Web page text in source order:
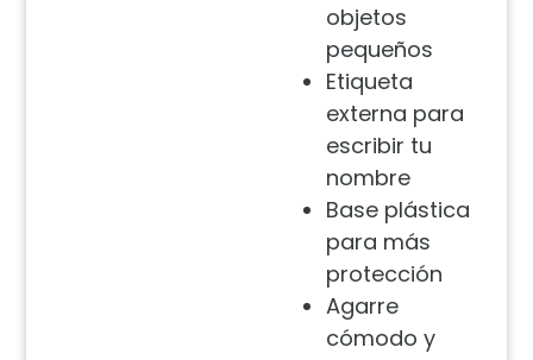
objetos
pequeños
Etiqueta
externa para
escribir tu
nombre
Base plástica
para más
protección
Agarre
cómodo y